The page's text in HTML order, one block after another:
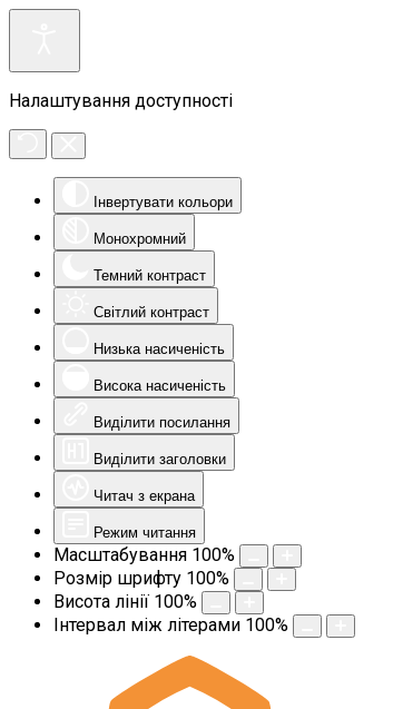
Налаштування доступності
Інвертувати кольори
Монохромний
Темний контраст
Світлий контраст
Низька насиченість
Висока насиченість
Виділити посилання
Виділити заголовки
Читач з екрана
Режим читання
Масштабування 100%
Розмір шрифту 100%
Висота лінії 100%
Інтервал між літерами 100%